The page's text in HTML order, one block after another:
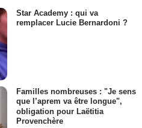
Star Academy : qui va
remplacer Lucie Bernardoni ?
Familles nombreuses : "Je sens
que l’aprem va être longue",
obligation pour Laëtitia
Provenchère